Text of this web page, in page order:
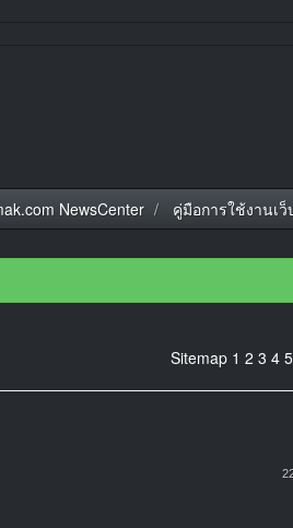
NewsCenter คู่มือการใช้งานเ
Sitemap 1 2 3 4 5